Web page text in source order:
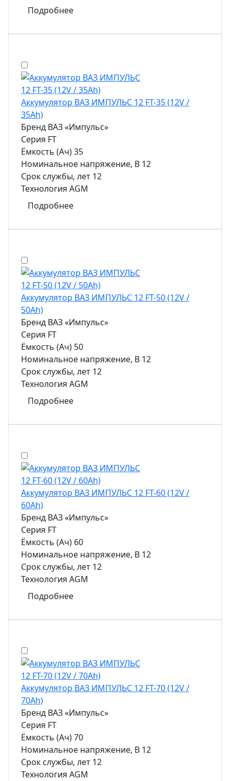
Подробнее
Аккумулятор ВАЗ ИМПУЛЬС 12 FT-35 (12V /
35Ah)
Бренд ВАЗ «Импульс»
Серия FT
Ёмкость (Ач)35
Номинальное напряжение, В 12
Срок службы, лет 12
Технология AGM
Подробнее
Аккумулятор ВАЗ ИМПУЛЬС 12 FT-50 (12V /
50Ah)
Бренд ВАЗ «Импульс»
Серия FT
Ёмкость (Ач) 50
Номинальное напряжение, В 12
Срок службы, лет 12
Технология AGM
Подробнее
Аккумулятор ВАЗ ИМПУЛЬС 12 FT-60 (12V /
60Ah)
Бренд ВАЗ «Импульс»
Серия FT
Ёмкость (Ач) 60
Номинальное напряжение, В 12
Срок службы, лет 12
Технология AGM
Подробнее
Аккумулятор ВАЗ ИМПУЛЬС 12 FT-70 (12V /
70Ah)
Бренд ВАЗ «Импульс»
Серия FT
Ёмкость (Ач)70
Номинальное напряжение, В 12
Срок службы, лет 12
Технология AGM